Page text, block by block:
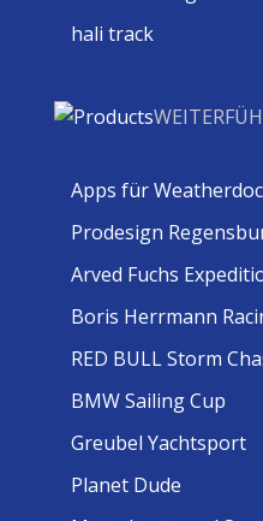
hali track
Apps für
Prodesign
Arved Fuchs
Boris Herrmann
RED BULL Storm
BMW Sailing Cup
Greubel Yachtsport
Planet Dude